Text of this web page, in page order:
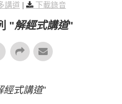
講道 | 下載錄音
"解經式講道"
經式講道"